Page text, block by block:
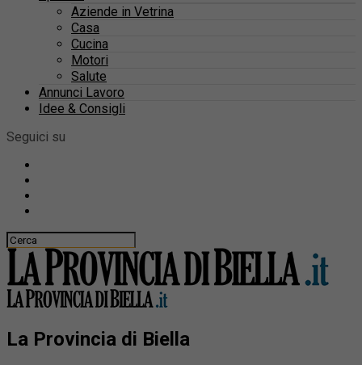
Aziende in Vetrina
Casa
Cucina
Motori
Salute
Annunci Lavoro
Idee & Consigli
Seguici su
La Provincia di Biella